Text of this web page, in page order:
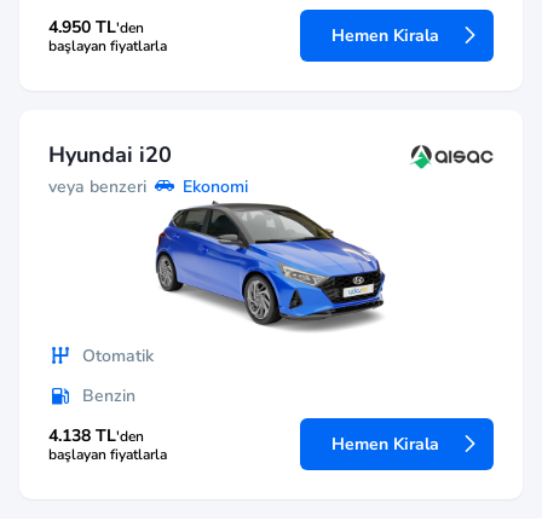
4.950 TL'den
başlayan fiyatlarla
Hemen Kirala
Hyundai i20
veya benzeri Ekonomi
Otomatik
Benzin
4.138 TL'den
başlayan fiyatlarla
Hemen Kirala